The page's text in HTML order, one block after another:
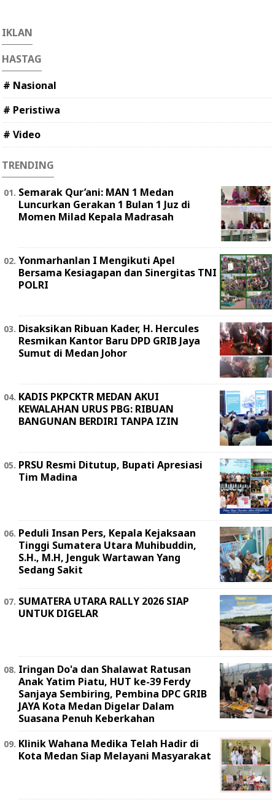
IKLAN
HASTAG
# Nasional
# Peristiwa
# Video
TRENDING
Semarak Qur’ani: MAN 1 Medan
Luncurkan Gerakan 1 Bulan 1 Juz di
Momen Milad Kepala Madrasah
Yonmarhanlan I Mengikuti Apel
Bersama Kesiagapan dan Sinergitas TNI
POLRI
Disaksikan Ribuan Kader, H. Hercules
Resmikan Kantor Baru DPD GRIB Jaya
Sumut di Medan Johor
KADIS PKPCKTR MEDAN AKUI
KEWALAHAN URUS PBG: RIBUAN
BANGUNAN BERDIRI TANPA IZIN
PRSU Resmi Ditutup, Bupati Apresiasi
Tim Madina
Peduli Insan Pers, Kepala Kejaksaan
Tinggi Sumatera Utara Muhibuddin,
S.H., M.H, Jenguk Wartawan Yang
Sedang Sakit
SUMATERA UTARA RALLY 2026 SIAP
UNTUK DIGELAR
Iringan Do'a dan Shalawat Ratusan
Anak Yatim Piatu, HUT ke-39 Ferdy
Sanjaya Sembiring, Pembina DPC GRIB
JAYA Kota Medan Digelar Dalam
Suasana Penuh Keberkahan
Klinik Wahana Medika Telah Hadir di
Kota Medan Siap Melayani Masyarakat